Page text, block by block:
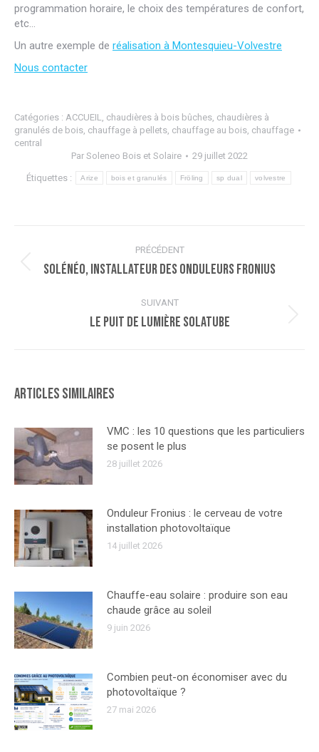
programmation horaire, le choix des températures de confort,
etc…
Un autre exemple de réalisation à Montesquieu-Volvestre
Nous contacter
Catégories : ACCUEIL, chaudières à bois bûches, chaudières à
granulés de bois, chauffage à pellets, chauffage au bois, chauffage
central
Par Soleneo Bois et Solaire 29 juillet 2022
Étiquettes : Arize bois et granulés Fröling sp dual volvestre
article
PRÉCÉDENT
Article
:
Solénéo, installateur des onduleurs FRONIUS
SUIVANT
Article
Le puit de lumière SOLATUBE
Articles similaires
VMC : les 10 questions que les particuliers
se posent le plus
28 juillet 2026
Onduleur Fronius : le cerveau de votre
installation photovoltaïque
14 juillet 2026
Chauffe-eau solaire : produire son eau
chaude grâce au soleil
9 juin 2026
Combien peut-on économiser avec du
photovoltaïque ?
27 mai 2026